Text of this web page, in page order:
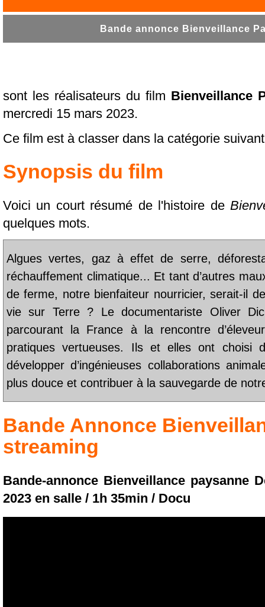
Bande annonce Bienveillance
sont les réalisateurs du film Bienveillance
mercredi 15 mars 2023.
Ce film est à classer dans la catégorie
Synopsis du film
Voici un court résumé de l'histoire de
quelques mots.
Algues vertes, gaz à effet de serre,
réchauffement climatique... Et tant d’autres
de ferme, notre bienfaiteur nourricier, serait-il
vie sur Terre ? Le documentariste Oliver
parcourant la France à la rencontre
pratiques vertueuses. Ils et elles ont choisi
développer d’ingénieuses collaborations
plus douce et contribuer à la sauvegarde de
Bande Annonce
streaming
Bande-annonce Bienveillance paysanne
2023 en salle / 1h 35min / Docu